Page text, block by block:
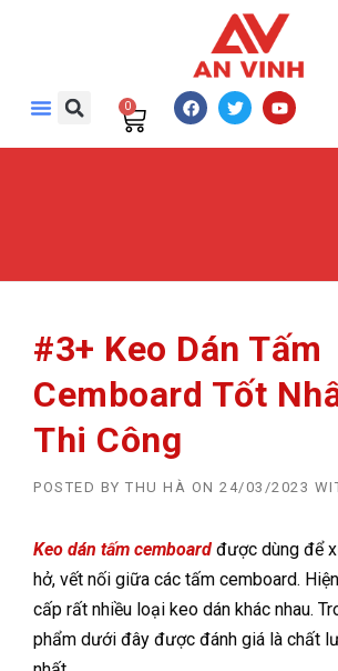
0
#3+ Keo Dán Tấm
Cemboard Tốt
Thi Công
POSTED BY THU HÀ ON 24/03/2023
Keo dán tấm cemboard được dùng để
hở, vết nối giữa các tấm cemboard.
cấp rất nhiều loại keo dán khác nhau.
phẩm dưới đây được đánh giá là chất